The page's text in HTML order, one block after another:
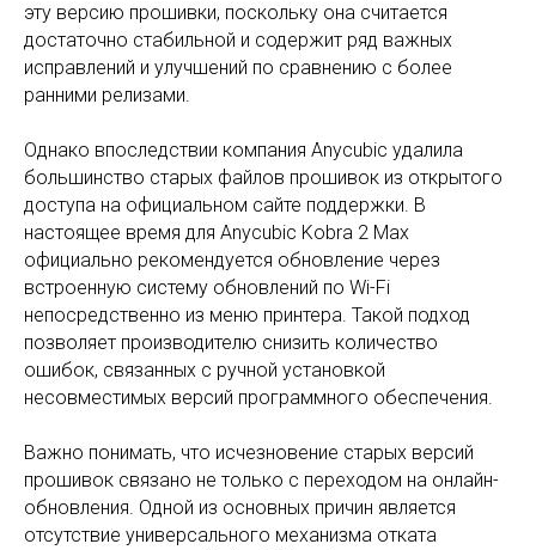
эту версию прошивки, поскольку она считается
достаточно стабильной и содержит ряд важных
исправлений и улучшений по сравнению с более
ранними релизами.
Однако впоследствии компания Anycubic удалила
большинство старых файлов прошивок из открытого
доступа на официальном сайте поддержки. В
настоящее время для Anycubic Kobra 2 Max
официально рекомендуется обновление через
встроенную систему обновлений по Wi-Fi
непосредственно из меню принтера. Такой подход
позволяет производителю снизить количество
ошибок, связанных с ручной установкой
несовместимых версий программного обеспечения.
Важно понимать, что исчезновение старых версий
прошивок связано не только с переходом на онлайн-
обновления. Одной из основных причин является
отсутствие универсального механизма отката